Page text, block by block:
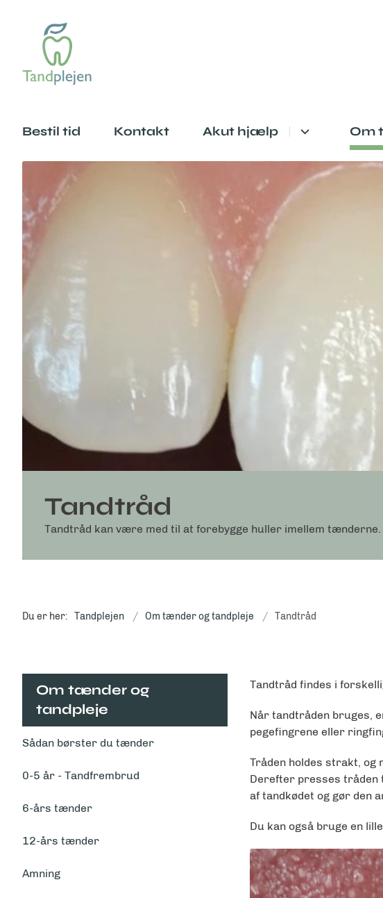
Bestil tid Kontakt Akut hjælp Om
Tandtråd
Tandtråd kan være med til at forebygge huller imellem tænderne.
Du er her: Tandplejen Om tænder og tandpleje Tandtråd
Om tænder og
tandpleje
Sådan børster du tænder
0-5 år - Tandfrembrud
6-års tænder
12-års tænder
Amning
Tandtråd findes i
Når tandtråden bruges,
pegefingrene eller
Tråden holdes strakt, og
Derefter presses tråden
af tandkødet og gør den
Du kan også bruge en